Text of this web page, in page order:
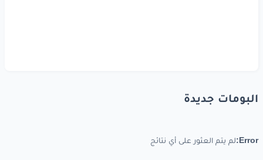
البومات جديدة
Error: لم يتم العثور على أي نتائج